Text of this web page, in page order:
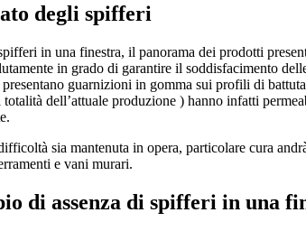
degli spifferi
in una finestra, il panorama dei prodotti
in grado di garantire il soddisfacimento
guarnizioni in gomma sui profili di
totalità dell’attuale produzione ) hanno infatti
sia mantenuta in opera, particolare cura
e vani murari.
di assenza di spifferi in una